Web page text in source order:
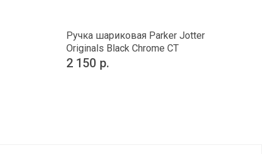
Ручка шариковая Parker Jotter
Originals Black Chrome CT
2 150 р.